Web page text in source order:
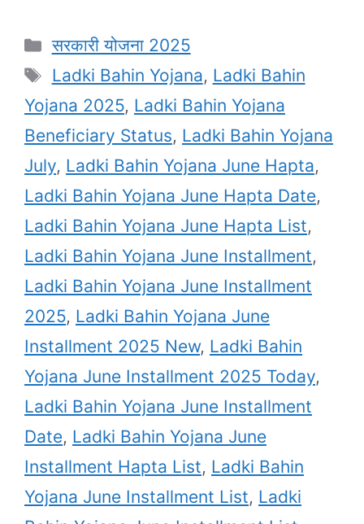
Categories
सरकारी योजना 2025
Tags
Ladki Bahin Yojana, Ladki Bahin
Yojana 2025, Ladki Bahin Yojana
Beneficiary Status, Ladki Bahin Yojana
July, Ladki Bahin Yojana June Hapta,
Ladki Bahin Yojana June Hapta Date,
Ladki Bahin Yojana June Hapta List,
Ladki Bahin Yojana June Installment,
Ladki Bahin Yojana June Installment
2025, Ladki Bahin Yojana June
Installment 2025 New, Ladki Bahin
Yojana June Installment 2025 Today,
Ladki Bahin Yojana June Installment
Date, Ladki Bahin Yojana June
Installment Hapta List, Ladki Bahin
Yojana June Installment List, Ladki